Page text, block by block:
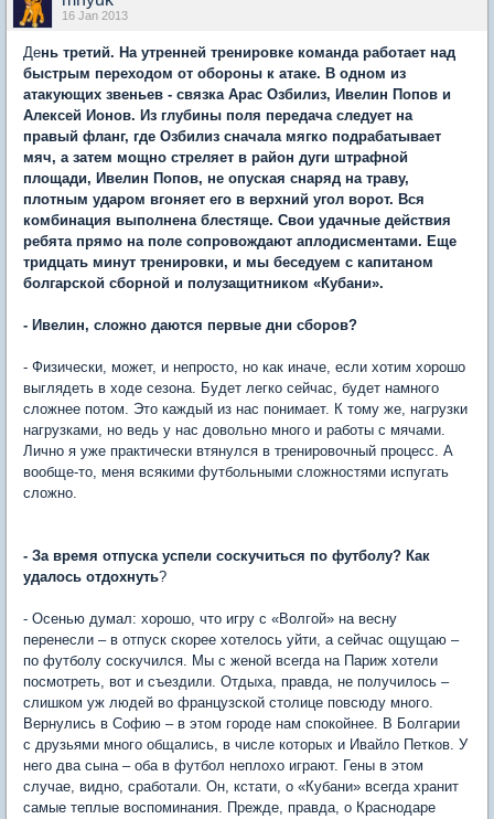
16 Jan 2013
День третий. На утренней тренировке команда работает над
быстрым переходом от обороны к атаке. В одном из
атакующих звеньев - связка Арас Озбилиз, Ивелин Попов и
Алексей Ионов. Из глубины поля передача следует на
правый фланг, где Озбилиз сначала мягко подрабатывает
мяч, а затем мощно стреляет в район дуги штрафной
площади, Ивелин Попов, не опуская снаряд на траву,
плотным ударом вгоняет его в верхний угол ворот. Вся
комбинация выполнена блестяще. Свои удачные действия
ребята прямо на поле сопровождают аплодисментами. Еще
тридцать минут тренировки, и мы беседуем с капитаном
болгарской сборной и полузащитником «Кубани».
- Ивелин, сложно даются первые дни сборов?
- Физически, может, и непросто, но как иначе, если хотим хорошо
выглядеть в ходе сезона. Будет легко сейчас, будет намного
сложнее потом. Это каждый из нас понимает. К тому же, нагрузки
нагрузками, но ведь у нас довольно много и работы с мячами.
Лично я уже практически втянулся в тренировочный процесс. А
вообще-то, меня всякими футбольными сложностями испугать
сложно.
- За время отпуска успели соскучиться по футболу? Как
удалось отдохнуть?
- Осенью думал: хорошо, что игру с «Волгой» на весну
перенесли – в отпуск скорее хотелось уйти, а сейчас ощущаю –
по футболу соскучился. Мы с женой всегда на Париж хотели
посмотреть, вот и съездили. Отдыха, правда, не получилось –
слишком уж людей во французской столице повсюду много.
Вернулись в Софию – в этом городе нам спокойнее. В Болгарии
с друзьями много общались, в числе которых и Ивайло Петков. У
него два сына – оба в футбол неплохо играют. Гены в этом
случае, видно, сработали. Он, кстати, о «Кубани» всегда хранит
самые теплые воспоминания. Прежде, правда, о Краснодаре